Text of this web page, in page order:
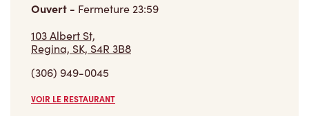
Ouvert - Fermeture23:59
103 Albert St,
Regina, SK, S4R 3B8
(306) 949-0045
VOIR LE RESTAURANT